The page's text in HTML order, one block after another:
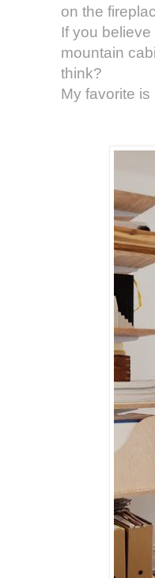
on the
If you
mountain
think?
My favorite